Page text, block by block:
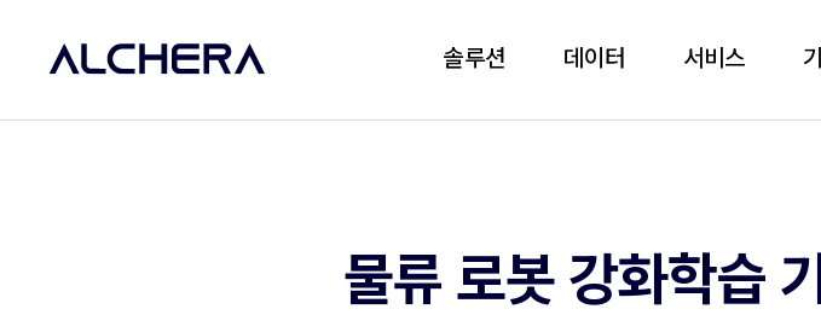
솔루션 데이터 서비스
물류 로봇 강화학습